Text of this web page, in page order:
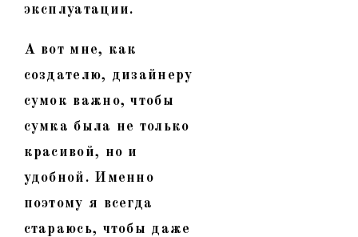
эксплуатации.
А вот мне, как
создателю, дизайнеру
сумок важно, чтобы
сумка была не только
красивой, но и
удобной. Именно
поэтому я всегда
стараюсь, чтобы даже